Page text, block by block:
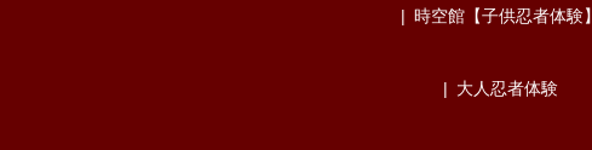
時空館【子供忍者体験】
大人忍者体験